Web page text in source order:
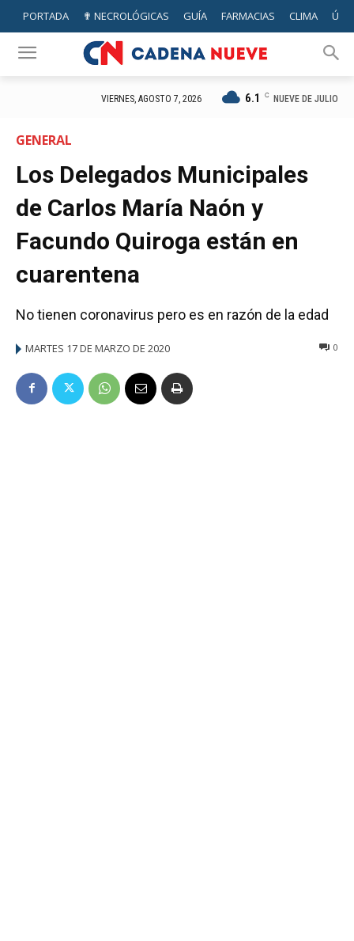
PORTADA ✟ NECROLÓGICAS GUÍA FARMACIAS CLIMA
VIERNES, AGOSTO 7, 2026 6.1 C NUEVE DE JULIO
GENERAL
Los Delegados Municipales
de Carlos María Naón y
Facundo Quiroga están en
cuarentena
No tienen coronavirus pero es en razón de la edad
MARTES 17 DE MARZO DE 2020 0